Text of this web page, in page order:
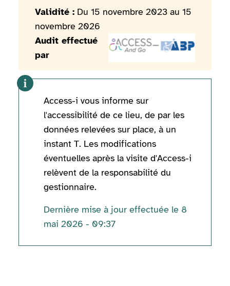
Validité : Du 15 novembre 2023 au 15
novembre 2026
Audit effectué
par
Access-i vous informe sur
l'accessibilité de ce lieu, de par les
données relevées sur place, à un
instant T. Les modifications
éventuelles après la visite d'Access-i
relèvent de la responsabilité du
gestionnaire.
Dernière mise à jour effectuée le 8
mai 2026 - 09:37